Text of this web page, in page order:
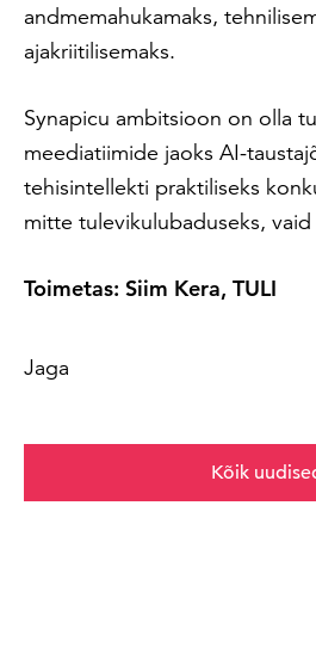
andmemahukamaks,
ajakriitilisemaks.
Synapicu ambitsioon on olla
meediatiimide jaoks AI-
tehisintellekti praktiliseks
mitte tulevikulubaduseks,
Toimetas: Siim Kera, TULI
Jaga
Kõik